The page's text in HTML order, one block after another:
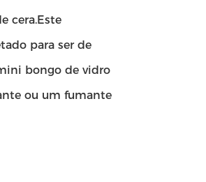
cera.Este
para ser de
bongo de vidro
ou um fumante